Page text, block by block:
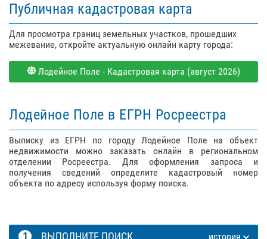
Публичная кадастровая карта
Для просмотра границ земельных участков, прошедших
межевание, откройте актуальную онлайн карту города:
Лодейное Поле - Кадастровая карта (август 2026)
Лодейное Поле в ЕГРН Росреестра
Выписку из ЕГРН по городу Лодейное Поле на объект
недвижимости можно заказать онлайн в региональном
отделении Росреестра. Для оформления запроса и
получения сведений определите кадастровый номер
объекта по адресу используя форму поиска.
1 ВЫПОЛНИТЕ ПОИСК история